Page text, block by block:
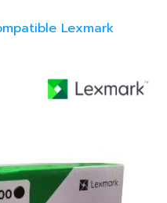
Lexmark